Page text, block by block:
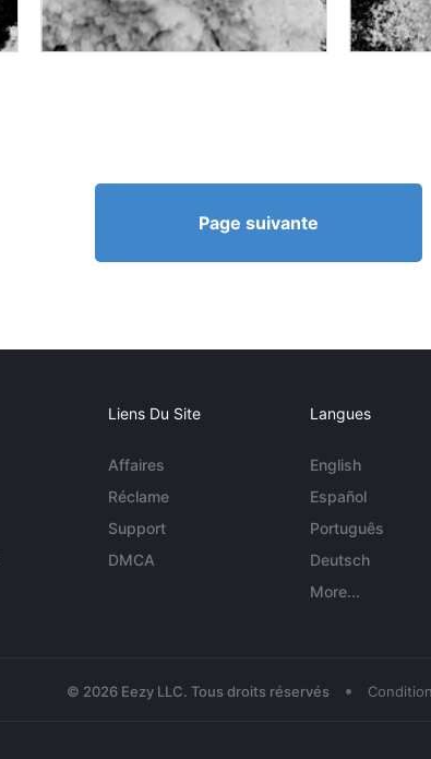
Page suivante
Liens Du Site
Affaires
Réclame
Support
DMCA
Langues
English
Español
Português
Deutsch
More...
© 2026 Eezy LLC. Tous droits réservés •